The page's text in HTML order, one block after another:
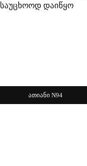
საუცხოოდ დაიწყო
ათიანი N94